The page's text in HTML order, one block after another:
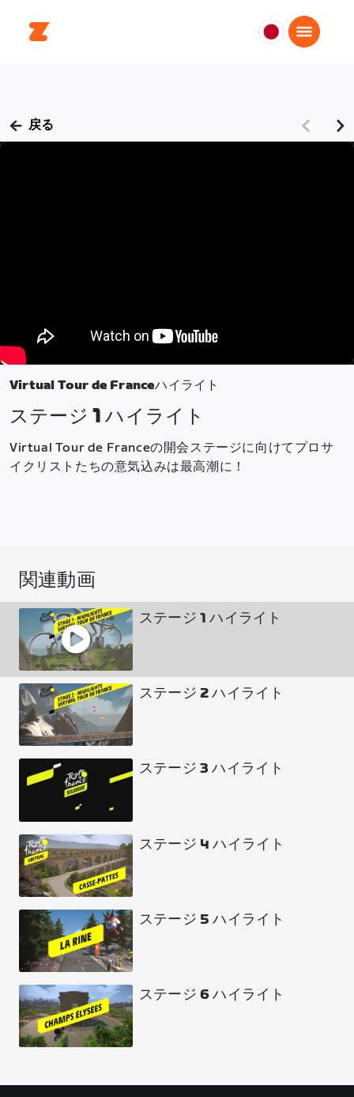
日
戻る
Virtual Tour de Franceハイライト
ステージ 1 ハイライト
Virtual Tour de Franceの開会ステージに向けてプロサ
イクリストたちの意気込みは最高潮に！
関連動画
ステージ 1 ハイライト
ステージ 2 ハイライト
ステージ 3 ハイライト
ステージ 4 ハイライト
ステージ 5 ハイライト
ステージ 6 ハイライト